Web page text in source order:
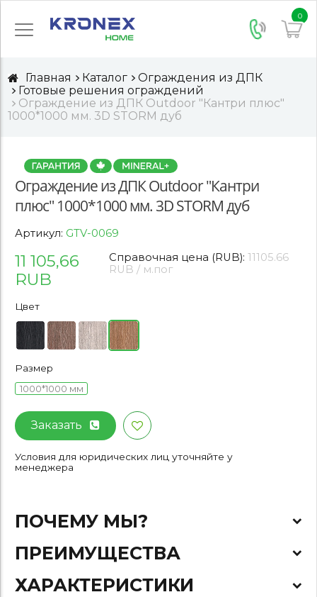
0
Главная Каталог
Ограждения из ДПК
Готовые решения ограждений
Ограждение из ДПК Outdoor "Кантри плюс"
1000*1000 мм. 3D STORM дуб
Ограждение из ДПК Outdoor "Кантри
плюс" 1000*1000 мм. 3D STORM дуб
Артикул: GTV-0069
11 105,66
RUB
Справочная цена (RUB):11105.66
RUB / м.пог
Цвет
Размер
1000*1000 мм
Заказать
Условия для юридических лиц уточняйте у
менеджера
ПОЧЕМУ МЫ?
ПРЕИМУЩЕСТВА
ХАРАКТЕРИСТИКИ